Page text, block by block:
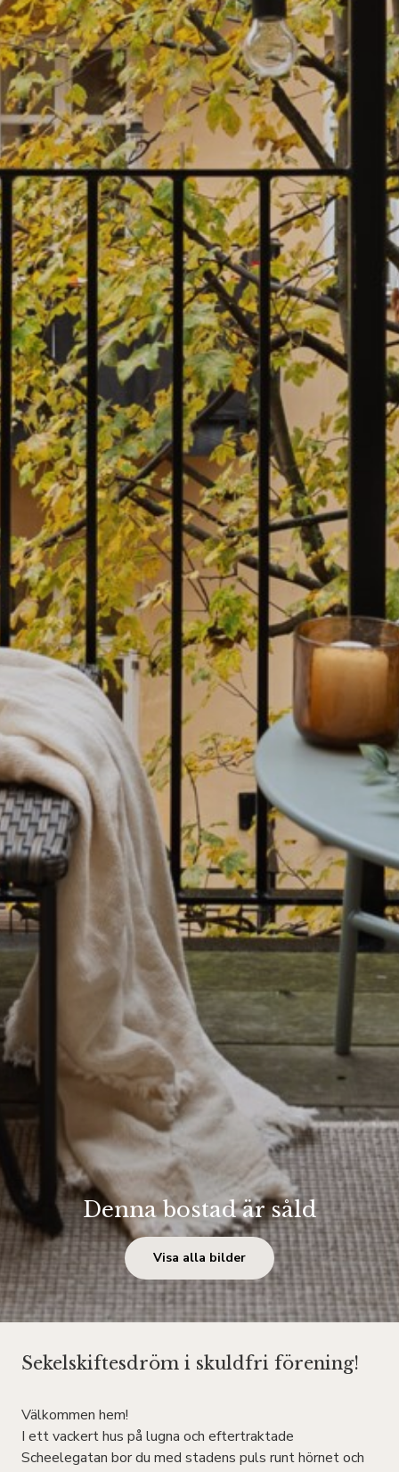
Denna bostad är såld
Visa alla bilder
Sekelskiftesdröm i skuldfri förening!
Välkommen hem!
I ett vackert hus på lugna och eftertraktade
Scheelegatan bor du med stadens puls runt hörnet och